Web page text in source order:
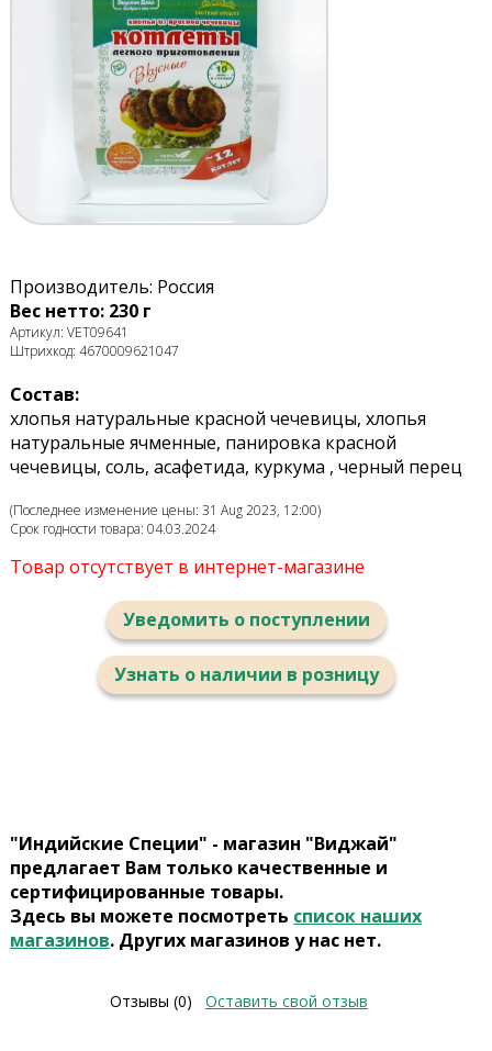
Производитель: Россия
Вес нетто: 230 г
Артикул: VET09641
Штрихкод: 4670009621047
Состав:
хлопья натуральные красной чечевицы, хлопья
натуральные ячменные, панировка красной
чечевицы, соль, асафетида, куркума , черный перец
(Последнее изменение цены: 31 Aug 2023, 12:00)
Срок годности товара: 04.03.2024
Товар отсутствует в интернет-магазине
Уведомить о поступлении
Узнать о наличии в розницу
"Индийские Специи" - магазин "Виджай"
предлагает Вам только качественные и
сертифицированные товары.
Здесь вы можете посмотреть список наших
магазинов. Других магазинов у нас нет.
Отзывы (0) Оставить свой отзыв